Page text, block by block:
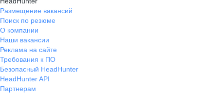
Размещение вакансий
Поиск по резюме
О компании
Наши вакансии
Реклама на сайте
Требования к ПО
Безопасный HeadHunter
HeadHunter API
Партнерам